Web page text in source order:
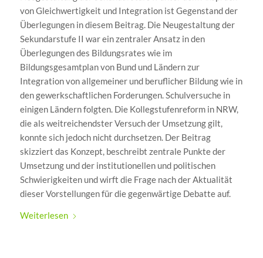
von Gleichwertigkeit und Integration ist Gegenstand der
Überlegungen in diesem Beitrag. Die Neugestaltung der
Sekundarstufe II war ein zentraler Ansatz in den
Überlegungen des Bildungsrates wie im
Bildungsgesamtplan von Bund und Ländern zur
Integration von allgemeiner und beruflicher Bildung wie in
den gewerkschaftlichen Forderungen. Schulversuche in
einigen Ländern folgten. Die Kollegstufenreform in NRW,
die als weitreichendster Versuch der Umsetzung gilt,
konnte sich jedoch nicht durchsetzen. Der Beitrag
skizziert das Konzept, beschreibt zentrale Punkte der
Umsetzung und der institutionellen und politischen
Schwierigkeiten und wirft die Frage nach der Aktualität
dieser Vorstellungen für die gegenwärtige Debatte auf.
Weiterlesen